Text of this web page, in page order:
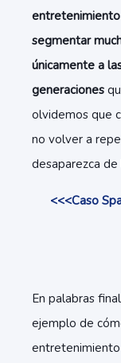
segmentar
únicamente a
generaciones
olvidemos que
no volver a
desaparezca
<<<Caso
En palabras
ejemplo de
entretenimiento